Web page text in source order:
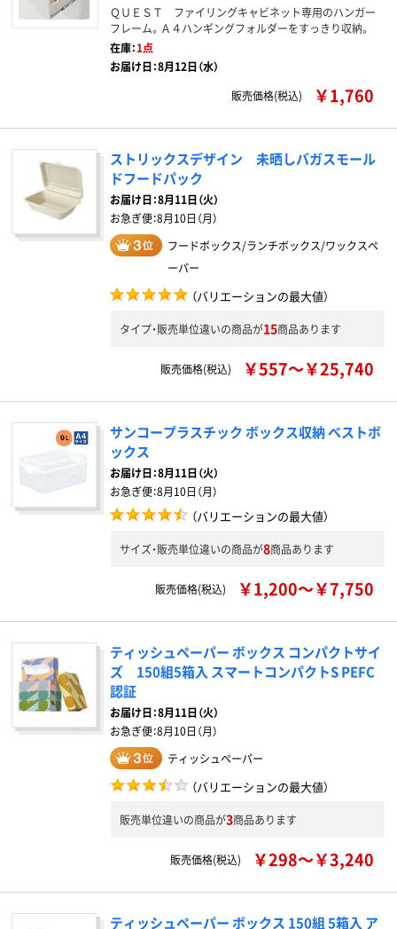
ＱＵＥＳＴ ファイリングキャビネット専用のハンガー
フレーム。Ａ４ハンギングフォルダーをすっきり収納。
在庫：1点
お届け日：8月12日（水）
販売価格(税込)
￥1,760
ストリックスデザイン 未晒しバガスモール
ドフードパック
お届け日：8月11日（火）
お急ぎ便：8月10日（月）
フードボックス/ランチボックス/ワックスペ
ーパー
（バリエーションの最大値）
タイプ・販売単位違いの商品が15商品あります
販売価格(税込) ￥557～￥25,740
サンコープラスチック ボックス収納 ベストボ
ックス
お届け日：8月11日（火）
お急ぎ便：8月10日（月）
（バリエーションの最大値）
サイズ・販売単位違いの商品が8商品あります
販売価格(税込) ￥1,200～￥7,750
ティッシュペーパー ボックス コンパクトサイ
ズ 150組5箱入 スマートコンパクトS PEFC
認証
お届け日：8月11日（火）
お急ぎ便：8月10日（月）
ティッシュペーパー
（バリエーションの最大値）
販売単位違いの商品が3商品あります
販売価格(税込) ￥298～￥3,240
ティッシュペーパー ボックス 150組 5箱入 ア